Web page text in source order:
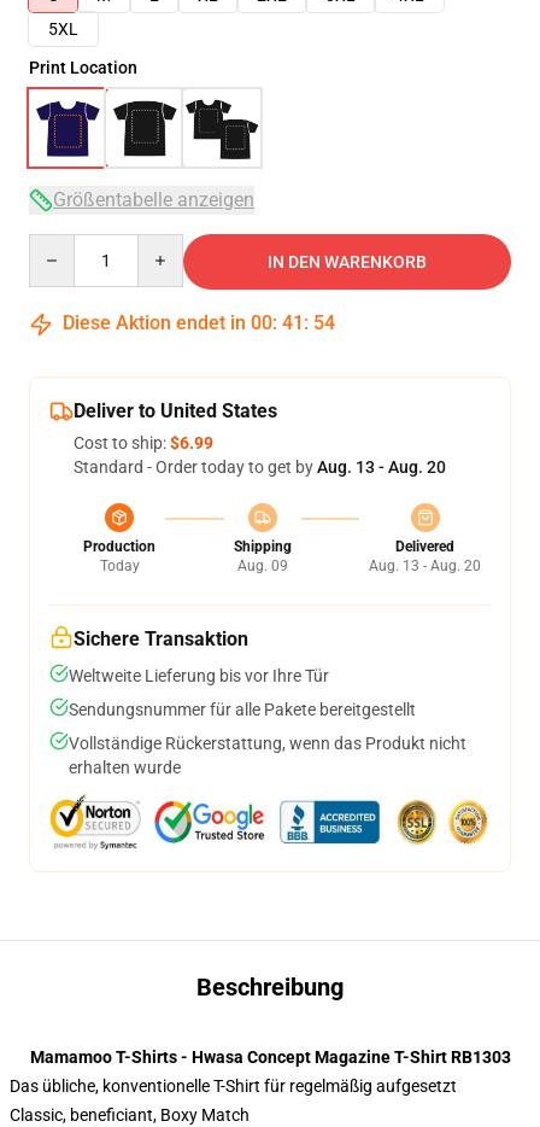
5XL
Print Location
Größentabelle anzeigen
IN DEN WARENKORB
Diese Aktion endet in 00: 41 : 53
Deliver to United States
Cost to ship:$6.99
Standard - Order today to get byAug. 13 - Aug. 20
Production
Today
Shipping
Aug. 09
Delivered
Aug. 13 - Aug. 20
Sichere Transaktion
Weltweite Lieferung bis vor Ihre Tür
Sendungsnummer für alle Pakete bereitgestellt
Vollständige Rückerstattung, wenn das Produkt nicht
erhalten wurde
Beschreibung
Mamamoo T-Shirts - Hwasa Concept Magazine T-Shirt RB1303
Das übliche, konventionelle T-Shirt für regelmäßig aufgesetzt
Classic, beneficiant, Boxy Match